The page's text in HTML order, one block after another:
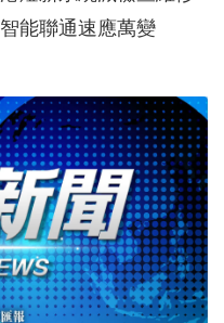
復電時間 兩電打造韌性電網 智能聯通速應萬變